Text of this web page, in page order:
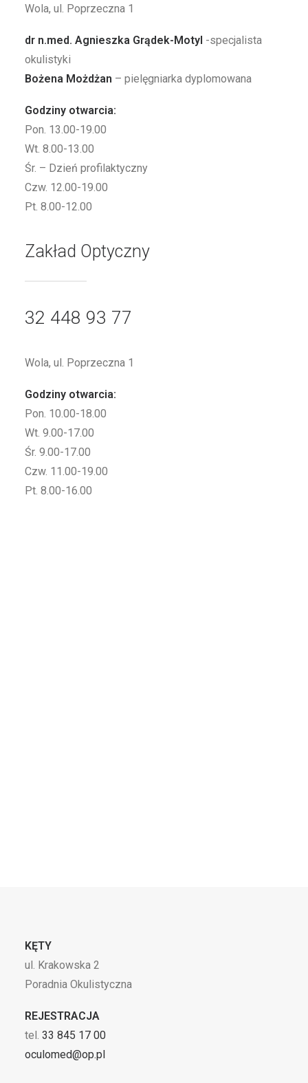
Wola, ul. Poprzeczna 1
dr n.med. Agnieszka Grądek-Motyl -specjalista
okulistyki
Bożena Możdżan – pielęgniarka dyplomowana
Godziny otwarcia:
Pon. 13.00-19.00
Wt. 8.00-13.00
Śr. – Dzień profilaktyczny
Czw. 12.00-19.00
Pt. 8.00-12.00
Zakład Optyczny
32 448 93 77
Wola, ul. Poprzeczna 1
Godziny otwarcia:
Pon. 10.00-18.00
Wt. 9.00-17.00
Śr. 9.00-17.00
Czw. 11.00-19.00
Pt. 8.00-16.00
KĘTY
ul. Krakowska 2
Poradnia Okulistyczna
REJESTRACJA
tel. 33 845 17 00
oculomed@op.pl